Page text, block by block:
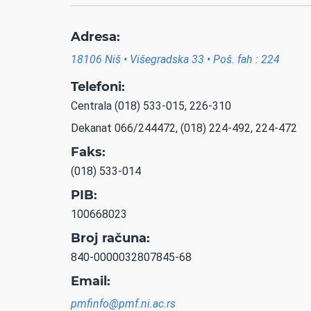
Adresa:
18106 Niš • Višegradska 33 • Poš. fah : 224
Telefoni:
Centrala (018) 533-015, 226-310
Dekanat 066/244472, (018) 224-492, 224-472
Faks:
(018) 533-014
PIB:
100668023
Broj računa:
840-0000032807845-68
Email:
pmfinfo@pmf.ni.ac.rs